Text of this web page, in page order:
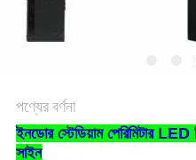
পণ্যের বর্ণনা
ইনডোর স্টেডিয়াম পেরিমিটার LED
সাইন